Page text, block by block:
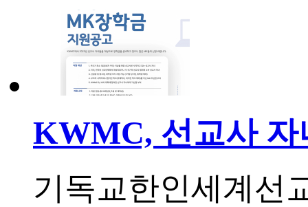
KWMC, 선교사
기독교한인세계선